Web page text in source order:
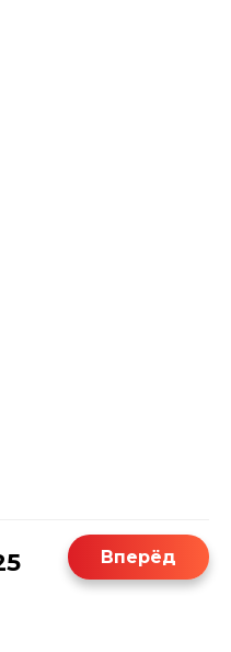
Вперёд